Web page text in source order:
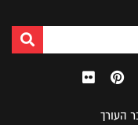
העורך